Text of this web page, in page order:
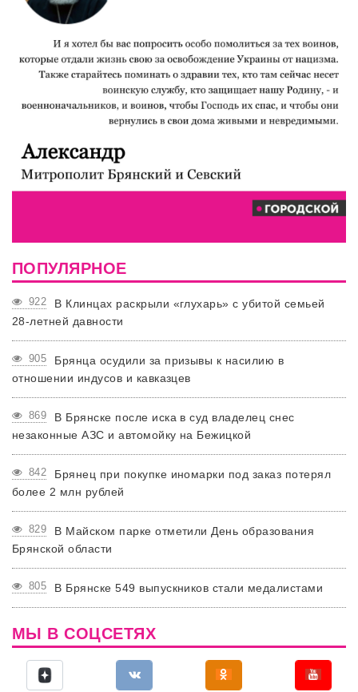
ПОПУЛЯРНОЕ
922
В Клинцах раскрыли «глухарь» с убитой семьей
28-летней давности
905
Брянца осудили за призывы к насилию в
отношении индусов и кавказцев
869
В Брянске после иска в суд владелец снес
незаконные АЗС и автомойку на Бежицкой
842
Брянец при покупке иномарки под заказ потерял
более 2 млн рублей
829
В Майском парке отметили День образования
Брянской области
805 В Брянске 549 выпускников стали медалистами
МЫ В СОЦСЕТЯХ